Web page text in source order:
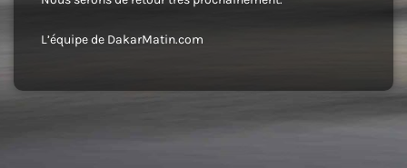
L’équipe de DakarMatin.com